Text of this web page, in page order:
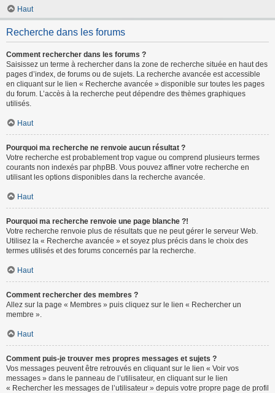
Haut
Recherche dans les forums
Comment rechercher dans les forums ?
Saisissez un terme à rechercher dans la zone de recherche située en haut des
pages d’index, de forums ou de sujets. La recherche avancée est accessible
en cliquant sur le lien « Recherche avancée » disponible sur toutes les pages
du forum. L’accès à la recherche peut dépendre des thèmes graphiques
utilisés.
Haut
Pourquoi ma recherche ne renvoie aucun résultat ?
Votre recherche est probablement trop vague ou comprend plusieurs termes
courants non indexés par phpBB. Vous pouvez affiner votre recherche en
utilisant les options disponibles dans la recherche avancée.
Haut
Pourquoi ma recherche renvoie une page blanche ?!
Votre recherche renvoie plus de résultats que ne peut gérer le serveur Web.
Utilisez la « Recherche avancée » et soyez plus précis dans le choix des
termes utilisés et des forums concernés par la recherche.
Haut
Comment rechercher des membres ?
Allez sur la page « Membres » puis cliquez sur le lien « Rechercher un
membre ».
Haut
Comment puis-je trouver mes propres messages et sujets ?
Vos messages peuvent être retrouvés en cliquant sur le lien « Voir vos
messages » dans le panneau de l’utilisateur, en cliquant sur le lien
« Rechercher les messages de l’utilisateur » depuis votre propre page de profil